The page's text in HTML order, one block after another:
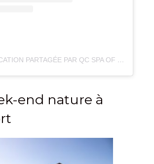
UNE PUBLICATION PARTAGÉE PAR QC SPA OF WONDERS (@QCTERME)
end nature à